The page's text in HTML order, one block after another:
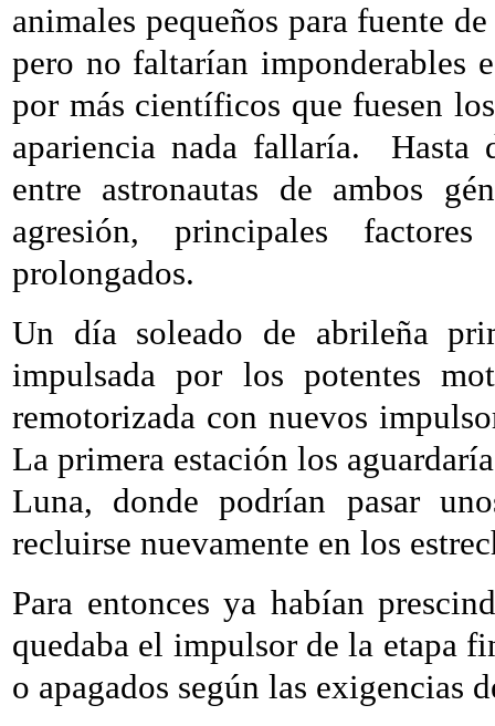
animales pequeños para fuente
pero no faltarían imponderables
por más científicos que fuesen
apariencia nada fallaría.
Hasta
entre astronautas de ambos
agresión, principales
prolongados.
Un día soleado de abrileña
impulsada por los potentes
remotorizada con nuevos
La primera estación los
Luna, donde podrían pasar
recluirse nuevamente en los
Para entonces ya habían
quedaba el impulsor de la etapa
o apagados según las exigencias